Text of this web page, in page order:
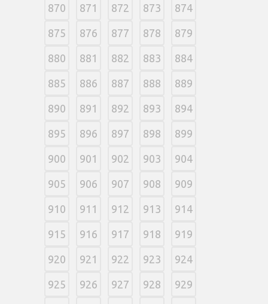
870 871 872 873 874
875 876 877 878 879
880 881 882 883 884
885 886 887 888 889
890 891 892 893 894
895 896 897 898 899
900 901 902 903 904
905 906 907 908 909
910 911 912 913 914
915 916 917 918 919
920 921 922 923 924
925 926 927 928 929